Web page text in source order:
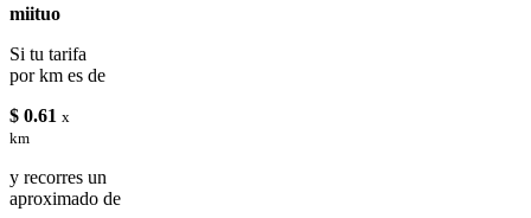
miituo
Si tu tarifa
por km es de
$ 0.61 x
km
y recorres un
aproximado de